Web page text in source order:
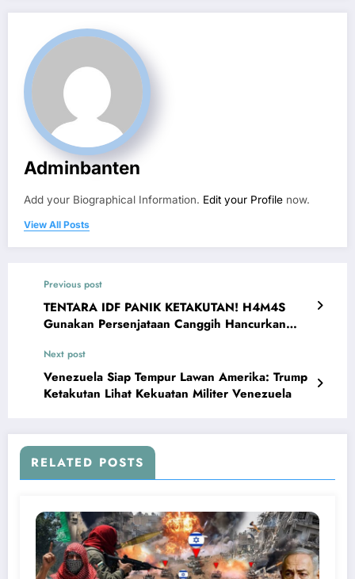
Adminbanten
Add your Biographical Information. Edit your Profile now.
View All Posts
Previous post
TENTARA IDF PANIK KETAKUTAN! H4M4S
Gunakan Persenjataan Canggih Hancurkan
Next post
Venezuela Siap Tempur Lawan Amerika: Trump
Ketakutan Lihat Kekuatan Militer Venezuela
RELATED POSTS